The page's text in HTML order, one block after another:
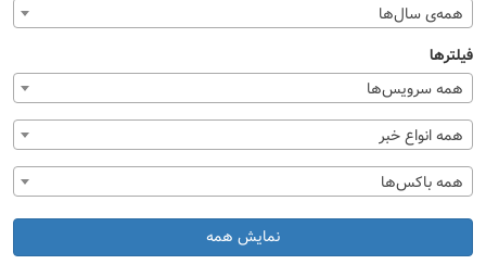
همه‌ی سال‌ها
فیلترها
همه سرویس‌ها
همه انواع خبر
همه باکس‌ها
نمایش همه